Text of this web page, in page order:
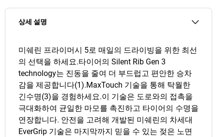
상세 설명
미쉐린 프라이머시 5로 매일의 드라이빙을 위한 최선
의 선택을 하세요.타이어의 Silent Rib Gen 3
technology는 진동을 줄여 더 부드럽고 편안한 승차
감을 제공합니다(1).MaxTouch 기술을 통해 탁월한
긴수명(3)을 경험하세요.이 기술은 도로와의 접촉을
극대화하여 균일한 마모를 촉진하고 타이어의 수명을
연장합니다. 안전을 고려해 개발된 미쉐린의 차세대
EverGrip 기술은 마지막까지 믿을 수 있는 젖은 노면